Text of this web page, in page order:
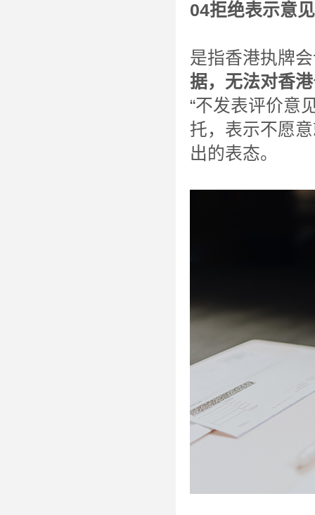
04拒绝表示意
是指香港执牌
据，无法对香
“不发表评价意
托，表示不愿
出的表态。